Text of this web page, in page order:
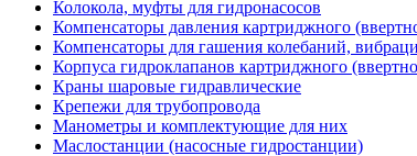
Колокола, муфты для гидронасосов
Компенсаторы давления картриджного
Компенсаторы для гашения колебаний,
Корпуса гидроклапанов картриджного
Краны шаровые гидравлические
Крепежи для трубопровода
Манометры и комплектующие для них
Маслостанции (насосные гидростанции)